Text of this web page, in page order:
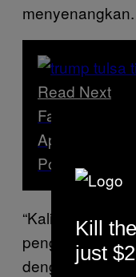
menyenangkan.
Read Next
Fans K-Pop
Apakah
Politik Baru?
“Kalian akan
penggemar
dengan
Kill
just